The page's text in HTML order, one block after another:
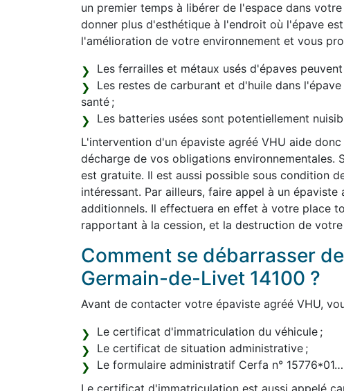
un premier temps à libérer de l'espace dans
donner plus d'esthétique à l'endroit où l'épave
l'amélioration de votre environnement et vous
Les ferrailles et métaux usés d'épaves
Les restes de carburant et d'huile dans
santé ;
Les batteries usées sont potentiellement
L'intervention d'un épaviste agréé VHU aide
décharge de vos obligations
est gratuite. Il est aussi possible sous condition
intéressant. Par ailleurs, faire appel à un
additionnels. Il effectuera en effet à votre place
rapportant à la cession, et la destruction de votre
Comment se débarrasser
Germain-de-Livet 14100 ?
Avant de contacter votre épaviste agréé VHU,
Le certificat d'immatriculation du véhicule ;
Le certificat de situation administrative ;
Le formulaire administratif Cerfa n° 15776*01…
Le certificat d'immatriculation est aussi appelé